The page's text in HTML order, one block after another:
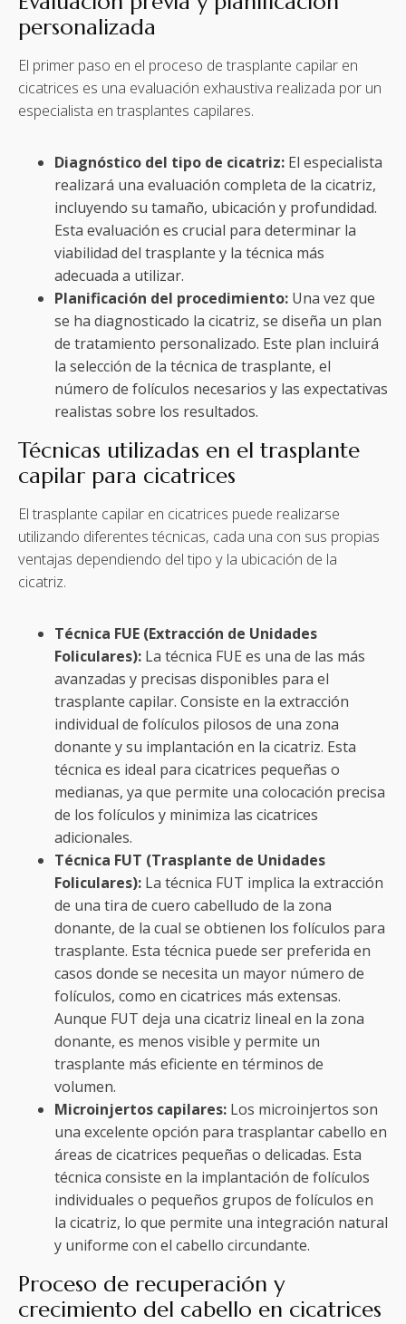
personalizada
El primer paso en el proceso de trasplante capilar en
cicatrices es una evaluación exhaustiva realizada por un
especialista en trasplantes capilares.
Diagnóstico del tipo de cicatriz: El especialista
realizará una evaluación completa de la cicatriz,
incluyendo su tamaño, ubicación y profundidad.
Esta evaluación es crucial para determinar la
viabilidad del trasplante y la técnica más
adecuada a utilizar.
Planificación del procedimiento: Una vez que
se ha diagnosticado la cicatriz, se diseña un plan
de tratamiento personalizado. Este plan incluirá
la selección de la técnica de trasplante, el
número de folículos necesarios y las expectativas
realistas sobre los resultados.
Técnicas utilizadas en el trasplante
capilar para cicatrices
El trasplante capilar en cicatrices puede realizarse
utilizando diferentes técnicas, cada una con sus propias
ventajas dependiendo del tipo y la ubicación de la
cicatriz.
Técnica FUE (Extracción de Unidades
Foliculares): La técnica FUE es una de las más
avanzadas y precisas disponibles para el
trasplante capilar. Consiste en la extracción
individual de folículos pilosos de una zona
donante y su implantación en la cicatriz. Esta
técnica es ideal para cicatrices pequeñas o
medianas, ya que permite una colocación precisa
de los folículos y minimiza las cicatrices
adicionales.
Técnica FUT (Trasplante de Unidades
Foliculares): La técnica FUT implica la extracción
de una tira de cuero cabelludo de la zona
donante, de la cual se obtienen los folículos para
trasplante. Esta técnica puede ser preferida en
casos donde se necesita un mayor número de
folículos, como en cicatrices más extensas.
Aunque FUT deja una cicatriz lineal en la zona
donante, es menos visible y permite un
trasplante más eficiente en términos de
volumen.
Microinjertos capilares: Los microinjertos son
una excelente opción para trasplantar cabello en
áreas de cicatrices pequeñas o delicadas. Esta
técnica consiste en la implantación de folículos
individuales o pequeños grupos de folículos en
la cicatriz, lo que permite una integración natural
y uniforme con el cabello circundante.
Proceso de recuperación y
crecimiento del cabello en cicatrices